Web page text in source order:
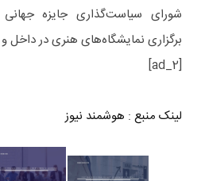
شورای سیاست‌گذاری جایزه
برگزاری نمایشگاه‌های هنری در داخل
[ad_2]
لینک منبع : هوشمند نیوز